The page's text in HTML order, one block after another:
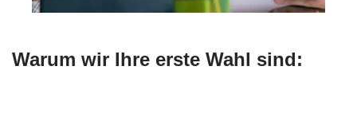
Warum wir Ihre erste Wahl sind: